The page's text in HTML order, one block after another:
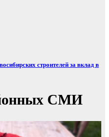
строителей за вклад в